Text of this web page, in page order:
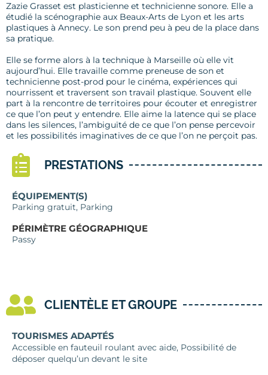
Zazie Grasset est plasticienne et technicienne sonore. Elle a
étudié la scénographie aux Beaux-Arts de Lyon et les arts
plastiques à Annecy. Le son prend peu à peu de la place dans
sa pratique.
Elle se forme alors à la technique à Marseille où elle vit
aujourd’hui. Elle travaille comme preneuse de son et
technicienne post-prod pour le cinéma, expériences qui
nourrissent et traversent son travail plastique. Souvent elle
part à la rencontre de territoires pour écouter et enregistrer
ce que l’on peut y entendre. Elle aime la latence qui se place
dans les silences, l’ambiguïté de ce que l’on pense percevoir
et les possibilités imaginatives de ce que l’on ne perçoit pas.
PRESTATIONS
ÉQUIPEMENT(S)
Parking gratuit, Parking
PÉRIMÈTRE GÉOGRAPHIQUE
Passy
CLIENTÈLE ET GROUPE
TOURISMES ADAPTÉS
Accessible en fauteuil roulant avec aide, Possibilité de
déposer quelqu’un devant le site